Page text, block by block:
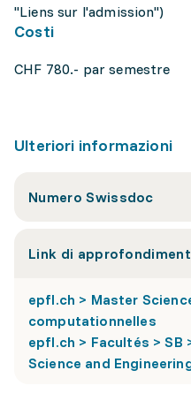
"Liens sur l'admission")
Costi
CHF 780.- par semestre
Ulteriori informazioni
Numero Swissdoc
Link di
epfl.ch > Master
computationnelles
epfl.ch > Facultés >
Science and